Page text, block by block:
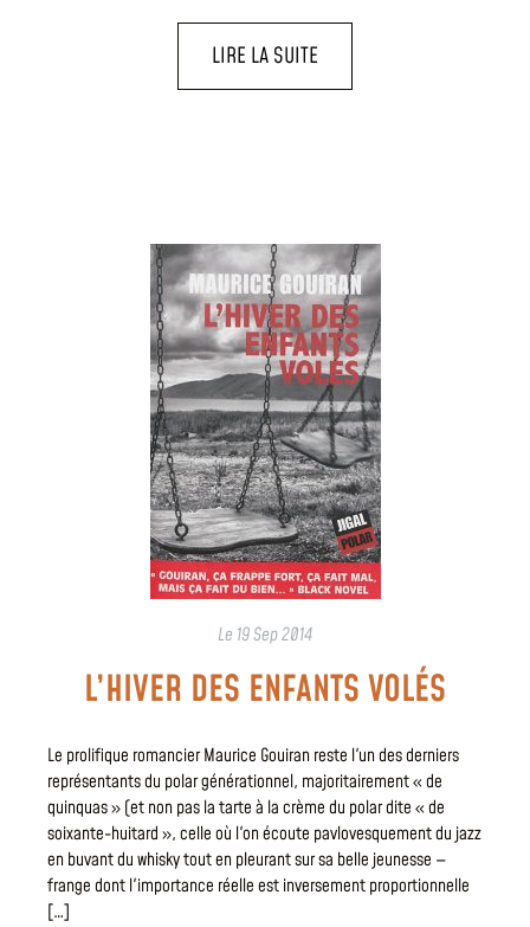
LIRE LA SUITE
Le 19 Sep 2014
L’HIVER DES ENFANTS VOLÉS
Le prolifique romancier Maurice Gouiran reste l'un des derniers
représentants du polar générationnel, majoritairement « de
quinquas » (et non pas la tarte à la crème du polar dite « de
soixante-huitard », celle où l'on écoute pavlovesquement du jazz
en buvant du whisky tout en pleurant sur sa belle jeunesse —
frange dont l'importance réelle est inversement proportionnelle
[…]